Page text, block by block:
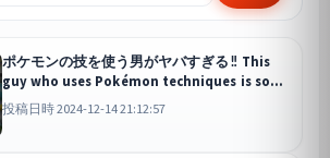
ポケモンの技を使う男がヤバすぎる‼︎ This
guy who uses Pokémon techniques is so
awesome🔥
投稿日時 2024-12-14 21:12:57